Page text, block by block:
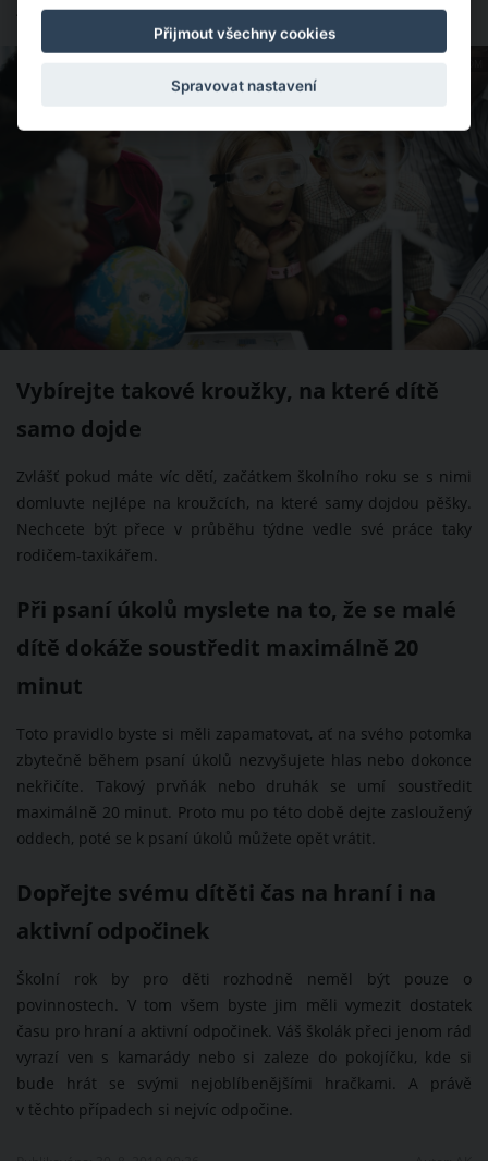
skutečně baví.
Vybírejte takové kroužky, na které dítě
samo dojde
Zvlášť pokud máte víc dětí, začátkem školního roku se s nimi
domluvte nejlépe na kroužcích, na které samy dojdou pěšky.
Nechcete být přece v průběhu týdne vedle své práce taky
rodičem-taxikářem.
Při psaní úkolů myslete na to, že se malé
dítě dokáže soustředit maximálně 20
minut
Toto pravidlo byste si měli zapamatovat, ať na svého potomka
zbytečně během psaní úkolů nezvyšujete hlas nebo dokonce
nekřičíte. Takový prvňák nebo druhák se umí soustředit
maximálně 20 minut. Proto mu po této době dejte zasloužený
oddech, poté se k psaní úkolů můžete opět vrátit.
Dopřejte svému dítěti čas na hraní i na
aktivní odpočinek
Školní rok by pro děti rozhodně neměl být pouze o
povinnostech. V tom všem byste jim měli vymezit dostatek
času pro hraní a aktivní odpočinek. Váš školák přeci jenom rád
vyrazí ven s kamarády nebo si zaleze do pokojíčku, kde si
bude hrát se svými nejoblíbenějšími hračkami. A právě
v těchto případech si nejvíc odpočine.
Přijmout všechny cookies
Spravovat nastavení